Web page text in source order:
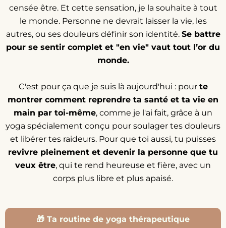
censée être. Et cette sensation, je la souhaite à tout
le monde. Personne ne devrait laisser la vie, les
autres, ou ses douleurs définir son identité. Se battre
pour se sentir complet et "en vie" vaut tout l’or du
monde.
C'est pour ça que je suis là aujourd'hui : pour te
montrer comment reprendre ta santé et ta vie en
main par toi-même, comme je l'ai fait, grâce à un
yoga spécialement conçu pour soulager tes douleurs
et libérer tes raideurs. Pour que toi aussi, tu puisses
revivre pleinement et devenir la personne que tu
veux être, qui te rend heureuse et fière, avec un
corps plus libre et plus apaisé.
🎁 Ta routine de yoga thérapeutique